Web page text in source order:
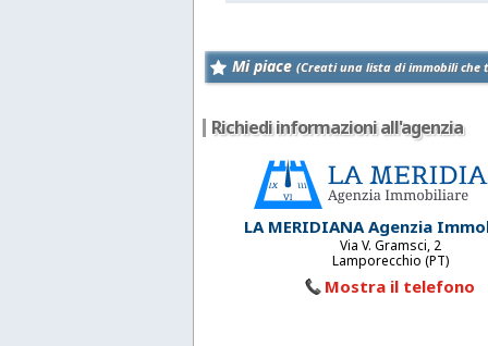
Mi piace (Creati una lista di immobili che
Richiedi informazioni all'agenzia
LA MERIDIANA Agenzia
Via V. Gramsci, 2
Lamporecchio (PT)
Mostra il telefono